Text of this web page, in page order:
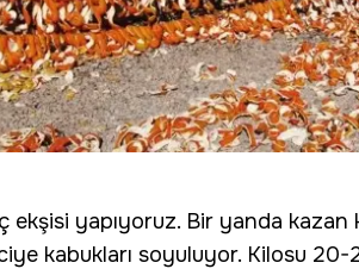
ekşisi yapıyoruz. Bir yanda
kabukları soyuluyor. Kilosu 20-